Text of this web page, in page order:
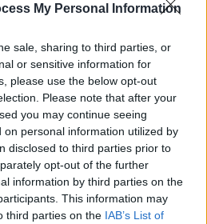
My Personal Information
sale, sharing to third parties, or
or sensitive information for
please use the below opt-out
Please note that after your
you may continue seeing
on personal information utilized by
disclosed to third parties prior to
opt-out of the further
information by third parties on the
This information may
third parties on the IAB’s List of